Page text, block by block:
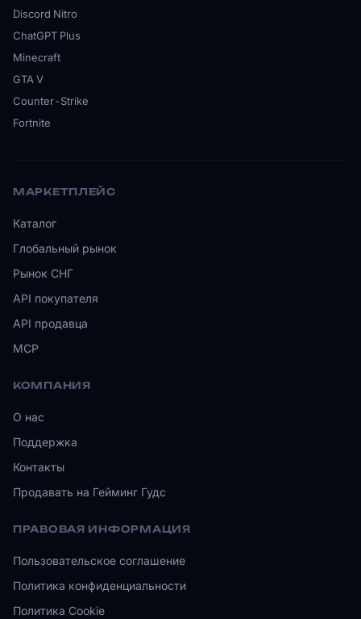
Discord Nitro
ChatGPT Plus
Minecraft
GTA V
Counter-Strike
Fortnite
МАРКЕТПЛЕЙС
Каталог
Глобальный рынок
Рынок СНГ
API покупателя
API продавца
MCP
КОМПАНИЯ
О нас
Поддержка
Контакты
Продавать на Гейминг Гудс
ПРАВОВАЯ ИНФОРМАЦИЯ
Пользовательское соглашение
Политика конфиденциальности
Политика Cookie